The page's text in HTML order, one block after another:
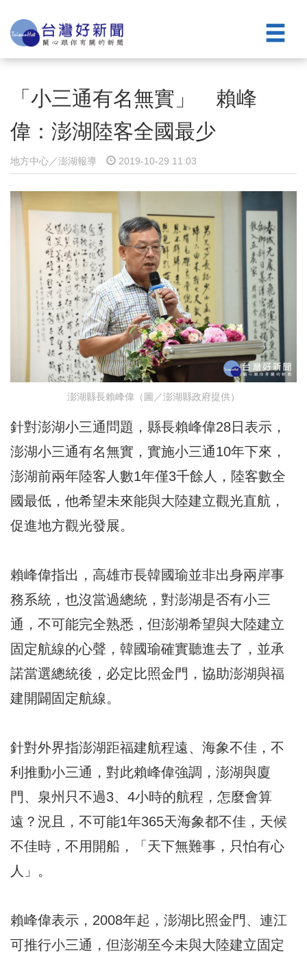
「小三通有名無實」 賴峰
偉：澎湖陸客全國最少
地方中心／澎湖報導 2019-10-29 11:03
澎湖縣長賴峰偉（圖／澎湖縣政府提供）
針對澎湖小三通問題，縣長賴峰偉28日表示，
澎湖小三通有名無實，實施小三通10年下來，
澎湖前兩年陸客人數1年僅3千餘人，陸客數全
國最低，他希望未來能與大陸建立觀光直航，
促進地方觀光發展。
賴峰偉指出，高雄市長韓國瑜並非出身兩岸事
務系統，也沒當過總統，對澎湖是否有小三
通，不可能完全熟悉，但澎湖希望與大陸建立
固定航線的心聲，韓國瑜確實聽進去了，並承
諾當選總統後，必定比照金門，協助澎湖與福
建開闢固定航線。
針對外界指澎湖距福建航程遠、海象不佳，不
利推動小三通，對此賴峰偉強調，澎湖與廈
門、泉州只不過3、4小時的航程，怎麼會算
遠？況且，不可能1年365天海象都不佳，天候
不佳時，不用開船，「天下無難事，只怕有心
人」。
賴峰偉表示，2008年起，澎湖比照金門、連江
可推行小三通，但澎湖至今未與大陸建立固定